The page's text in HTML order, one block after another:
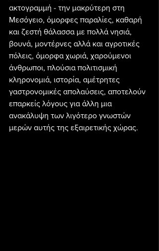
ακτογραμμή - την μακρύτερη στη
Μεσόγειο, όμορφες παραλίες, καθαρή
και ζεστή θάλασσα με πολλά νησιά,
βουνά, μοντέρνες αλλά και αγροτικές
πόλεις, όμορφα χωριά, χαρούμενοι
άνθρωποι, πλούσια πολιτισμική
κληρονομιά, ιστορία, αμέτρητες
γαστρονομικές απολαύσεις, αποτελούν
επαρκείς λόγους για άλλη μια
ανακάλυψη των λιγότερο γνωστών
μερών αυτής της εξαιρετικής χώρας.